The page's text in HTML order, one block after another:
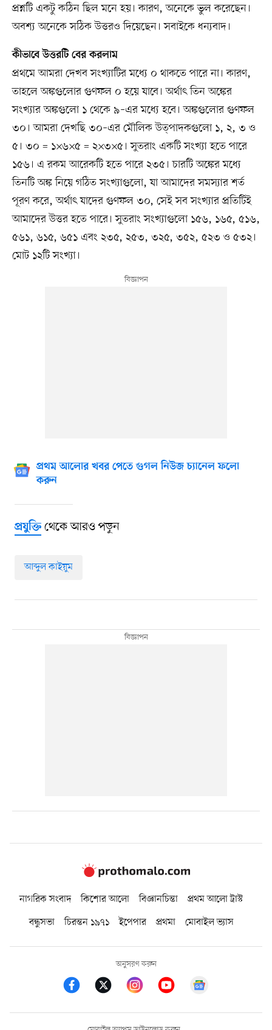
প্রশ্নটি একটু কঠিন ছিল মনে হয়। কারণ, অনেকে ভুল করেছেন।
অবশ্য অনেকে সঠিক উত্তরও দিয়েছেন। সবাইকে ধন্যবাদ।
কীভাবে উত্তরটি বের করলাম
প্রথমে আমরা দেখব সংখ্যাটির মধ্যে ০ থাকতে পারে না। কারণ,
তাহলে অঙ্কগুলোর গুণফল ০ হয়ে যাবে। অর্থাৎ তিন অঙ্কের
সংখ্যার অঙ্কগুলো ১ থেকে ৯–এর মধ্যে হবে। অঙ্কগুলোর গুণফল
৩০। আমরা দেখছি ৩০–এর মৌলিক উত্পাদকগুলো ১, ২, ৩ ও
৫। ৩০ = ১×৬×৫ = ২×৩×৫। সুতরাং একটি সংখ্যা হতে পারে
১৫৬। এ রকম আরেকটি হতে পারে ২৩৫। চারটি অঙ্কের মধ্যে
তিনটি অঙ্ক নিয়ে গঠিত সংখ্যাগুলো, যা আমাদের সমস্যার শর্ত
পূরণ করে, অর্থাৎ যাদের গুণফল ৩০, সেই সব সংখ্যার প্রতিটিই
আমাদের উত্তর হতে পারে। সুতরাং সংখ্যাগুলো ১৫৬, ১৬৫, ৫১৬,
৫৬১, ৬১৫, ৬৫১ এবং ২৩৫, ২৫৩, ৩২৫, ৩৫২, ৫২৩ ও ৫৩২।
মোট ১২টি সংখ্যা।
প্রথম আলোর খবর পেতে গুগল নিউজ চ্যানেল ফলো
করুন
প্রযুক্তিথেকে আরও পড়ুন
আব্দুল কাইয়ুম
নাগরিক সংবাদ কিশোর আলো বিজ্ঞানচিন্তা
প্রথম আলো ট্রাস্ট
বন্ধুসভা
চিরন্তন ১৯৭১ ইপেপার প্রথমা মোবাইল ভ্যাস
অনুসরণ করুন